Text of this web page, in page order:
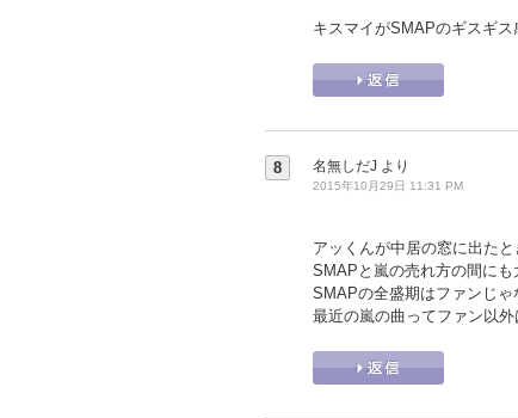
キスマイがSMAPのギスギ
8 名無しだJ より
2015年10月29日 11:31 PM
アッくんが中居の窓に出た
SMAPと嵐の売れ方の間にも
SMAPの全盛期はファンじ
最近の嵐の曲ってファン以外